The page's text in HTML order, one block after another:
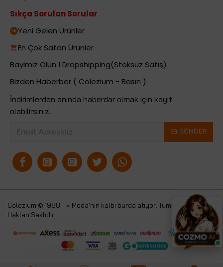
Sıkça Sorulan Sorular
Yeni Gelen Ürünler
En Çok Satan Ürünler
Bayimiz Olun ! Dropshipping(Stoksuz Satış)
Bizden Haberber ( Colezium - Basın )
İndirimlerden anında haberdar olmak için kayıt
olabilirsiniz..
GÖNDER
Colezium © 1988 - ∞ Moda'nın kalbi burda atıyor. Tüm
Hakları Saklıdır.
Colezium